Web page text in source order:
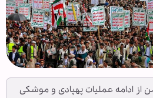
از ادامه عملیات پهپادی و موشکی